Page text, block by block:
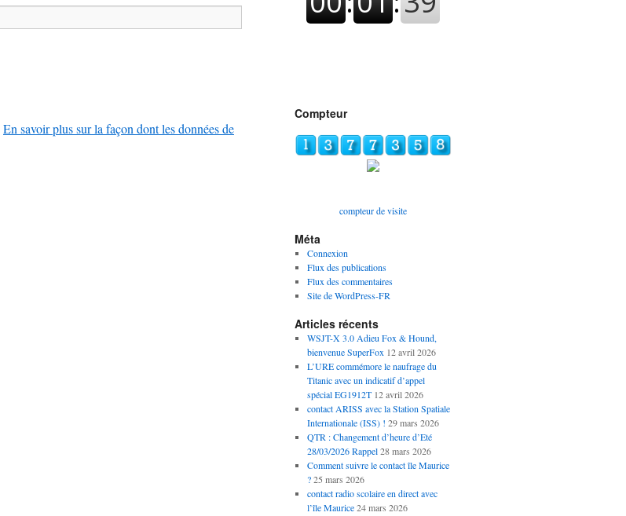
En savoir plus sur la façon dont les données de
Compteur
compteur de visite
Méta
Connexion
Flux des publications
Flux des commentaires
Site de WordPress-FR
Articles récents
WSJT-X 3.0 Adieu Fox & Hound,
bienvenue SuperFox 12 avril 2026
L’URE commémore le naufrage du
Titanic avec un indicatif d’appel
spécial EG1912T 12 avril 2026
contact ARISS avec la Station Spatiale
Internationale (ISS) ! 29 mars 2026
QTR : Changement d’heure d’Eté
28/03/2026 Rappel 28 mars 2026
Comment suivre le contact île Maurice
? 25 mars 2026
contact radio scolaire en direct avec
l’île Maurice 24 mars 2026